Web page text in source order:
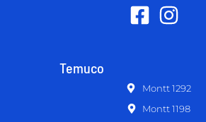
Temuco
Montt 1292
Montt 1198